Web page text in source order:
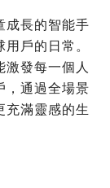
成長的智能手
戶的日常。
激發每一個人
，通過全場景
充滿靈感的生